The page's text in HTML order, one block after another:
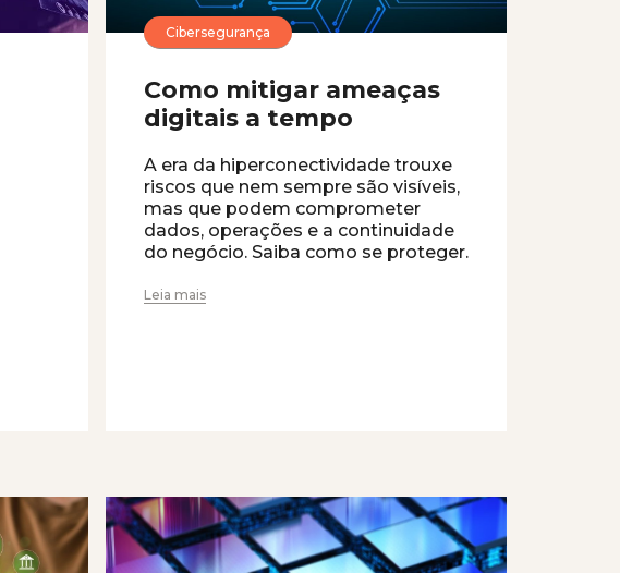
Cibersegurança
Como mitigar ameaças
digitais a tempo
A era da hiperconectividade trouxe
riscos que nem sempre são visíveis,
mas que podem comprometer
dados, operações e a continuidade
do negócio. Saiba como se proteger.
Leia mais